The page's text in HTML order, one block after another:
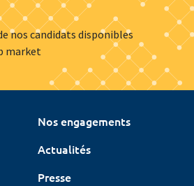
nos candidats disponibles
market
Nos engagements
Actualités
Presse